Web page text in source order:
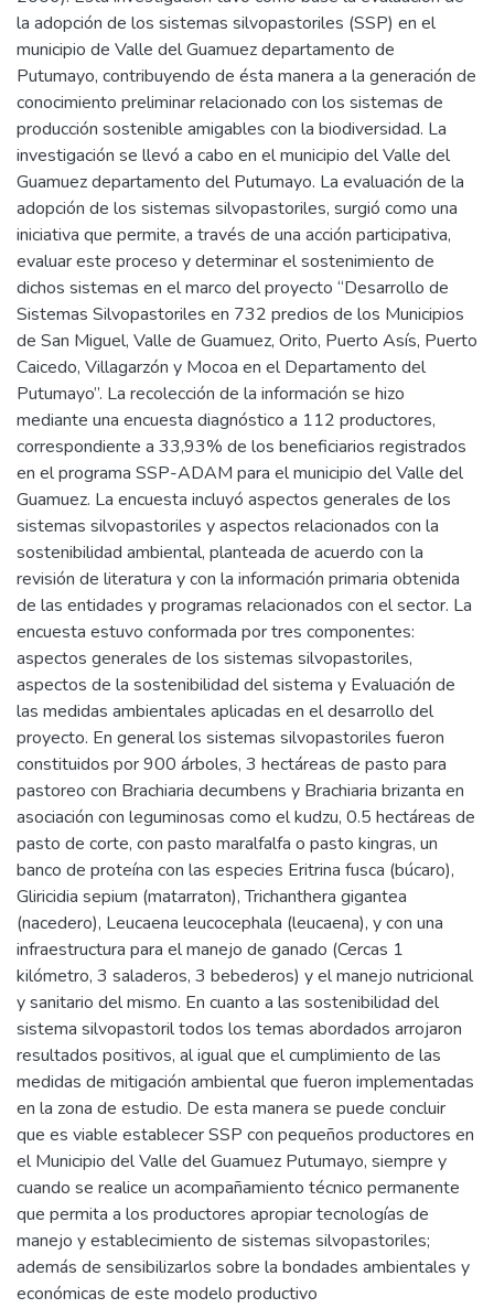
la adopción de los sistemas silvopastoriles (SSP) en el
municipio de Valle del Guamuez departamento de
Putumayo, contribuyendo de ésta manera a la generación de
conocimiento preliminar relacionado con los sistemas de
producción sostenible amigables con la biodiversidad. La
investigación se llevó a cabo en el municipio del Valle del
Guamuez departamento del Putumayo. La evaluación de la
adopción de los sistemas silvopastoriles, surgió como una
iniciativa que permite, a través de una acción participativa,
evaluar este proceso y determinar el sostenimiento de
dichos sistemas en el marco del proyecto “Desarrollo de
Sistemas Silvopastoriles en 732 predios de los Municipios
de San Miguel, Valle de Guamuez, Orito, Puerto Asís, Puerto
Caicedo, Villagarzón y Mocoa en el Departamento del
Putumayo”. La recolección de la información se hizo
mediante una encuesta diagnóstico a 112 productores,
correspondiente a 33,93% de los beneficiarios registrados
en el programa SSP-ADAM para el municipio del Valle del
Guamuez. La encuesta incluyó aspectos generales de los
sistemas silvopastoriles y aspectos relacionados con la
sostenibilidad ambiental, planteada de acuerdo con la
revisión de literatura y con la información primaria obtenida
de las entidades y programas relacionados con el sector. La
encuesta estuvo conformada por tres componentes:
aspectos generales de los sistemas silvopastoriles,
aspectos de la sostenibilidad del sistema y Evaluación de
las medidas ambientales aplicadas en el desarrollo del
proyecto. En general los sistemas silvopastoriles fueron
constituidos por 900 árboles, 3 hectáreas de pasto para
pastoreo con Brachiaria decumbens y Brachiaria brizanta en
asociación con leguminosas como el kudzu, 0.5 hectáreas de
pasto de corte, con pasto maralfalfa o pasto kingras, un
banco de proteína con las especies Eritrina fusca (búcaro),
Gliricidia sepium (matarraton), Trichanthera gigantea
(nacedero), Leucaena leucocephala (leucaena), y con una
infraestructura para el manejo de ganado (Cercas 1
kilómetro, 3 saladeros, 3 bebederos) y el manejo nutricional
y sanitario del mismo. En cuanto a las sostenibilidad del
sistema silvopastoril todos los temas abordados arrojaron
resultados positivos, al igual que el cumplimiento de las
medidas de mitigación ambiental que fueron implementadas
en la zona de estudio. De esta manera se puede concluir
que es viable establecer SSP con pequeños productores en
el Municipio del Valle del Guamuez Putumayo, siempre y
cuando se realice un acompañamiento técnico permanente
que permita a los productores apropiar tecnologías de
manejo y establecimiento de sistemas silvopastoriles;
además de sensibilizarlos sobre la bondades ambientales y
económicas de este modelo productivo